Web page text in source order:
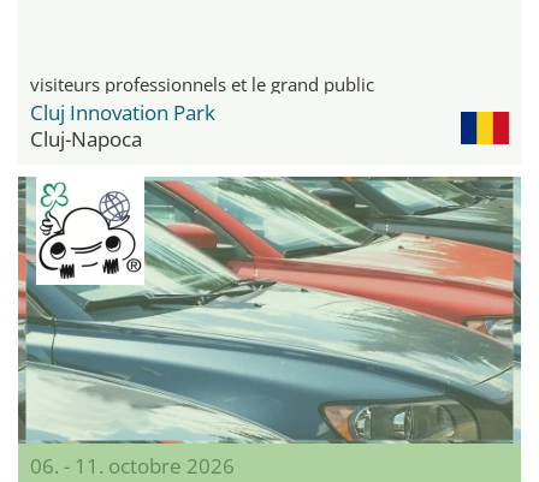
visiteurs professionnels et le grand public
Cluj Innovation Park
Cluj-Napoca
06. - 11. octobre 2026